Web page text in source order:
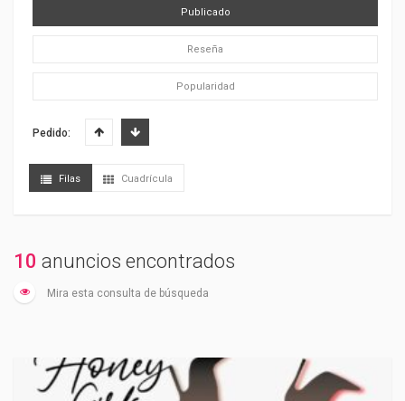
Publicado
Reseña
Popularidad
Pedido:
Filas Cuadrícula
10 anuncios encontrados
Mira esta consulta de búsqueda